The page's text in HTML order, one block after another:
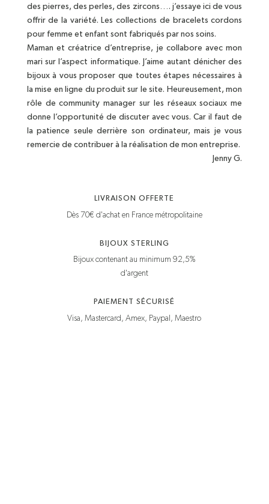
des pierres, des perles, des zircons…. j’essaye ici de vous
offrir de la variété. Les collections de bracelets cordons
pour femme et enfant sont fabriqués par nos soins.
Maman et créatrice d’entreprise, je collabore avec mon
mari sur l’aspect informatique. J’aime autant dénicher des
bijoux à vous proposer que toutes étapes nécessaires à
la mise en ligne du produit sur le site. Heureusement, mon
rôle de community manager sur les réseaux sociaux me
donne l’opportunité de discuter avec vous. Car il faut de
la patience seule derrière son ordinateur, mais je vous
remercie de contribuer à la réalisation de mon entreprise.
Jenny G.
LIVRAISON OFFERTE
Dès 70€ d'achat en France métropolitaine
BIJOUX STERLING
Bijoux contenant au minimum 92,5%
d'argent
PAIEMENT SÉCURISÉ
Visa, Mastercard, Amex, Paypal, Maestro